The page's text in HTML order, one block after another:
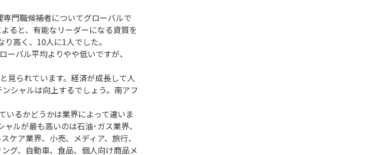
門職候補者についてグローバルで
ると、有能なリーダーになる資質を
高く、10人に1人でした。
バル平均よりやや低いですが、
見られています。経済が成長して人
シャルは向上するでしょう。南アフ
いるかどうかは業界によって違いま
ルが最も高いのは石油･ガス業界、
ケア業界、小売、メディア、旅行、
グ、自動車、食品、個人向け商品メ